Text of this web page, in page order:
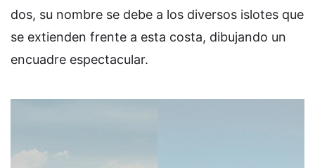
dos, su nombre se debe a los diversos islotes que
se extienden frente a esta costa, dibujando un
encuadre espectacular.